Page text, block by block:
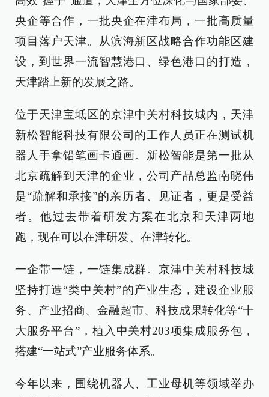
央企等合作，一批央企在津布局，一批高质量
项目落户天津。从滨海新区战略合作功能区建
设，到世界一流智慧港口、绿色港口的打造，
天津踏上新的发展之路。
位于天津宝坻区的京津中关村科技城内，天津
新松智能科技有限公司的工作人员正在测试机
器人手拿铅笔画卡通画。新松智能是第一批从
北京疏解到天津的企业，公司产品总监南晓伟
是“疏解和承接”的亲历者、见证者，更是受益
者。他过去带着研发方案在北京和天津两地
跑，现在可以在津研发、在津转化。
一企带一链，一链集成群。京津中关村科技城
坚持打造“类中关村”的产业生态，建设企业服
务、产业招商、金融超市、科技成果转化等“十
大服务平台”，植入中关村203项集成服务包，
搭建“一站式”产业服务体系。
今年以来，围绕机器人、工业母机等领域举办